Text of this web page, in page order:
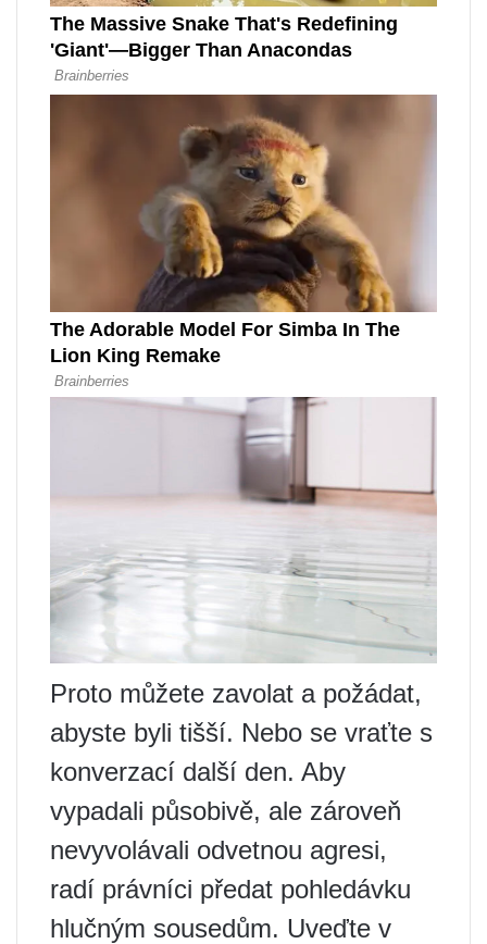
Proto můžete zavolat a požádat,
abyste byli tišší. Nebo se vraťte s
konverzací další den. Aby
vypadali působivě, ale zároveň
nevyvolávali odvetnou agresi,
radí právníci předat pohledávku
hlučným sousedům. Uveďte v